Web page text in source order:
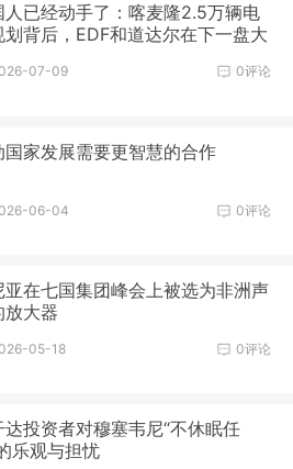
人已经动手了：喀麦隆2.5万辆电
划背后，EDF和道达尔在下一盘大
0评论
07-09
国家发展需要更智慧的合作
0评论
06-04
亚在七国集团峰会上被选为非洲声
放大器
0评论
05-18
达投资者对穆塞韦尼“不休眠任
乐观与担忧